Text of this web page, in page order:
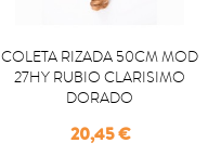
COLETA RIZADA 50CM MOD
27HY RUBIO CLARISIMO
DORADO
Precio
20,45 €